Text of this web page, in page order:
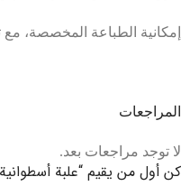
إمكانية الطباعة المخصصة،
المراجعات
لا توجد مراجعات بعد.
كن أول من يقيم “علبة